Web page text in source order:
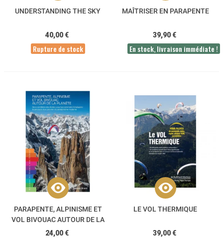
UNDERSTANDING THE SKY
40,00 €
Rupture de stock
MAÎTRISER EN PARAPENTE
39,90 €
En stock, livraison immédiate !
PARAPENTE, ALPINISME ET
VOL BIVOUAC AUTOUR DE LA
PLANÈTE
24,00 €
LE VOL THERMIQUE
39,00 €